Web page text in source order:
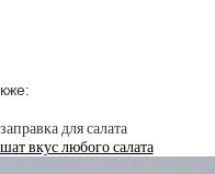
вкус любого салата